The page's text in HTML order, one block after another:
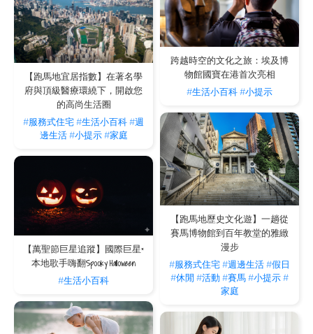
跨越時空的文化之旅：埃及博
物館國寶在港首次亮相
#生活小百科#小提示
【跑馬地宜居指數】在著名學
府與頂級醫療環繞下，開啟您
的高尚生活圈
#服務式住宅#生活小百科#週
邊生活 #小提示 #家庭
【跑馬地歷史文化遊】一趟從
賽馬博物館到百年教堂的雅緻
漫步
#服務式住宅#週邊生活#假日
#休閒 #活動#賽馬#小提示#
家庭
【萬聖節巨星追蹤】國際巨星×
本地歌手嗨翻Spooky Halloween
#生活小百科